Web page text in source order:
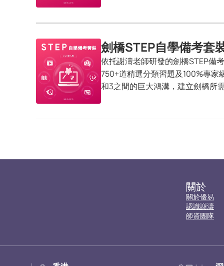
劍橋STEP自學備考套
依托謝濤老師研發的劍橋STEP備
750+道精選分類習題及100%專家
和3之間的巨大鴻溝，建立劍橋所
關於
關於優易
認識謝濤
師資團隊